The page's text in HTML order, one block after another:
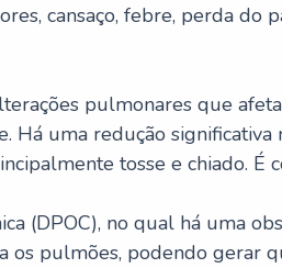
cansaço, febre, perda do
pulmonares que
Há uma redução significativa
tosse e chiado. É
(DPOC), no qual há uma
os pulmões, podendo gerar